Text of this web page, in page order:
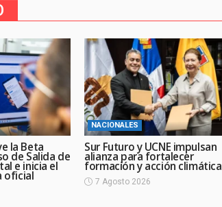
la Beta
de Salida de
e inicia el
oficial
NACIONALES
Sur Futuro y UCNE impulsan
alianza para fortalecer
formación y acción climática
7 Agosto 2026